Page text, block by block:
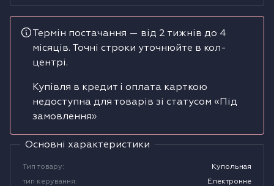
Сушильні машини
Термін постачання — від 2 тижнів до 4
місяців. Точні строки уточнюйте в кол-
центрі.
Купівля в кредит і оплата карткою
недоступна для товарів зі статусом «Під
замовлення»
Основні характеристики
Тип товару:
Купольная
тип керування:
Електронне